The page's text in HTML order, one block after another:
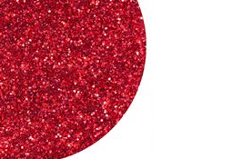
DÉTAILS